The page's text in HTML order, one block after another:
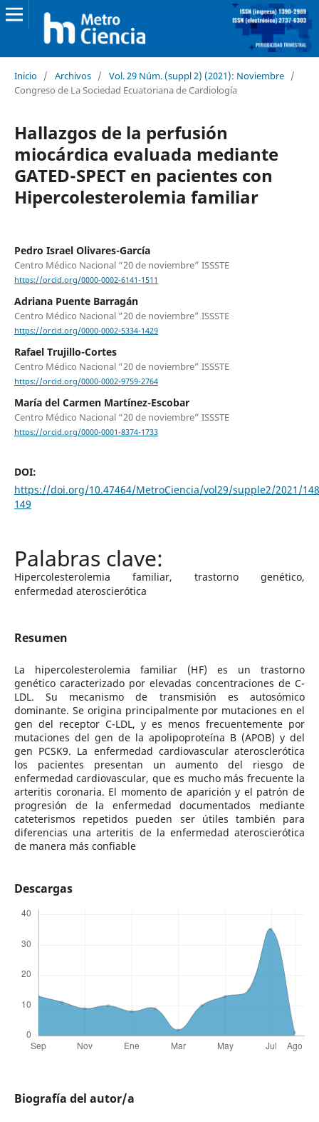
Inicio / Archivos / Vol. 29 Núm. (suppl 2) (2021): Noviembre /
Congreso de La Sociedad Ecuatoriana de Cardiología
Hallazgos de la perfusión
miocárdica evaluada mediante
GATED-SPECT en pacientes con
Hipercolesterolemia familiar
Pedro Israel Olivares-García
Centro Médico Nacional “20 de noviembre” ISSSTE
https://orcid.org/0000-0002-6141-1511
Adriana Puente Barragán
Centro Médico Nacional “20 de noviembre” ISSSTE
https://orcid.org/0000-0002-5334-1429
Rafael Trujillo-Cortes
Centro Médico Nacional “20 de noviembre” ISSSTE
https://orcid.org/0000-0002-9759-2764
María del Carmen Martínez-Escobar
Centro Médico Nacional “20 de noviembre” ISSSTE
https://orcid.org/0000-0001-8374-1733
DOI:
https://doi.org/10.47464/MetroCiencia/vol29/supple2/2021/
149
Hipercolesterolemia familiar, trastorno genético,
enfermedad ateroscierótica
Resumen
La hipercolesterolemia familiar (HF) es un trastorno
genético caracterizado por elevadas concentraciones de C-
LDL. Su mecanismo de transmisión es autosómico
dominante. Se origina principalmente por mutaciones en el
gen del receptor C-LDL, y es menos frecuentemente por
mutaciones del gen de la apolipoproteína B (APOB) y del
gen PCSK9. La enfermedad cardiovascular aterosclerótica
los pacientes presentan un aumento del riesgo de
enfermedad cardiovascular, que es mucho más frecuente la
arteritis coronaria. El momento de aparición y el patrón de
progresión de la enfermedad documentados mediante
cateterismos repetidos pueden ser útiles también para
diferencias una arteritis de la enfermedad ateroscierótica
de manera más confiable
Descargas
Biografía del autor/a